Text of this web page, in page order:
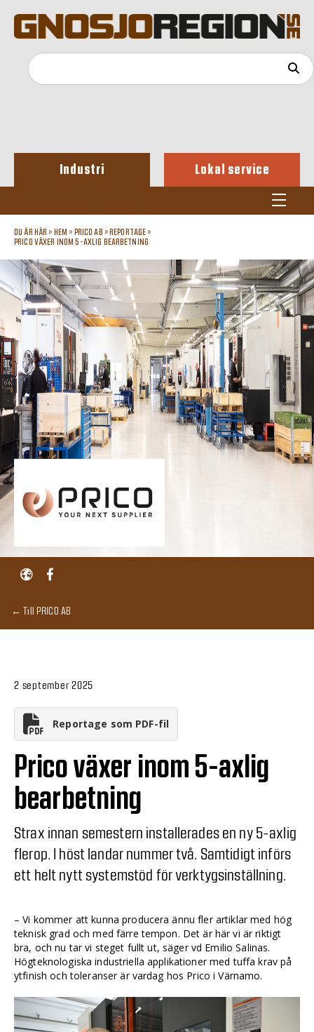
Industri Lokal service
DU ÄR HÄR » HEM » PRICO AB » REPORTAGE»
PRICO VÄXER INOM 5-AXLIG BEARBETNING
← Till PRICO AB
2 september 2025
Reportage som PDF-fil
Prico växer inom 5-axlig
bearbetning
Strax innan semestern installerades en ny 5-axlig
flerop. I höst landar nummer två. Samtidigt införs
ett helt nytt systemstöd för verktygsinställning.
– Vi kommer att kunna producera ännu fler artiklar med hög
teknisk grad och med färre tempon. Det är här vi är riktigt
bra, och nu tar vi steget fullt ut, säger vd Emilio Salinas.
Högteknologiska industriella applikationer med tuffa krav på
ytfinish och toleranser är vardag hos Prico i Värnamo.